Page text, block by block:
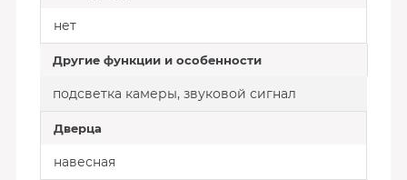
нет
Другие функции и особенности
подсветка камеры, звуковой сигнал
Дверца
навесная